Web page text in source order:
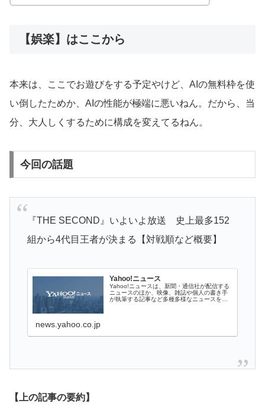
【娯楽】はここから
本来は、ここでお遊びをする予定やけど、AIの無料枠を使
い倒したためか、AIの性能が極端に悪いねん。だから、当
分、大人しくするために構成を変えてるねん。
今回の話題
『THE SECOND』いよいよ放送 史上最多152
組から4代目王者が決まる【対戦順など概要】
Yahoo!ニュース
Yahoo!ニュースは、新聞・通信社が配信する
ニュースのほか、映像、雑誌や個人の書き手
が執筆する記事など多種多様なニュースを掲
news.yahoo.co.jp
【上の記事の要約】